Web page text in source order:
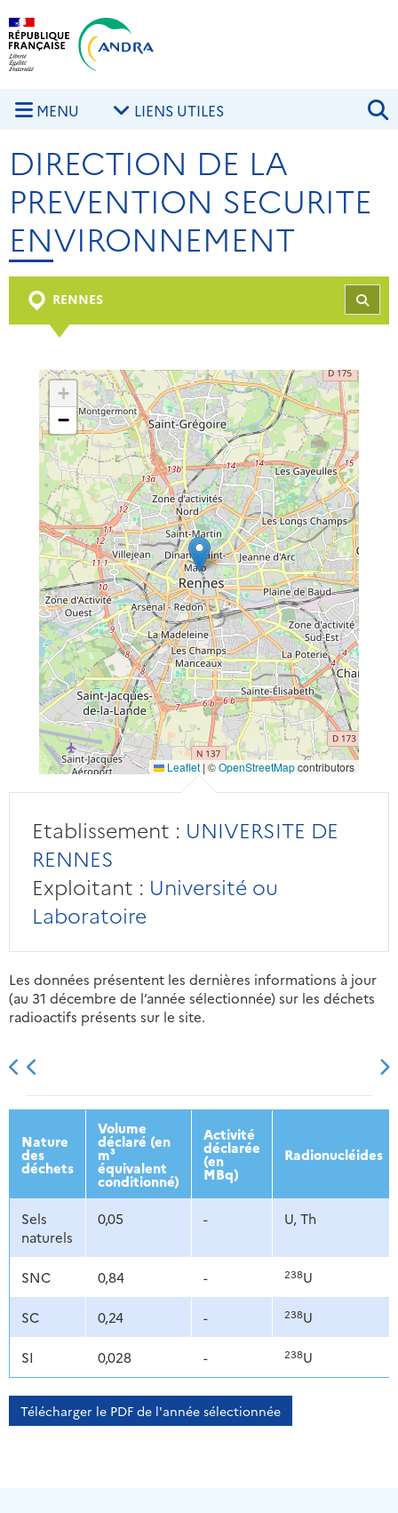
Aller au contenu principal
MENU LIENS UTILES
DIRECTION DE LA
PREVENTION SECURITE
ENVIRONNEMENT
RENNES
+
−
Leaflet | ©OpenStreetMapcontributors
Etablissement : UNIVERSITE DE
RENNES
Exploitant : Université ou
Laboratoire
Les données présentent les dernières informations à jour
(au 31 décembre de l’année sélectionnée) sur les déchets
radioactifs présents sur le site.
2013 2014 2015 2016
Nature
des
déchets
Volume
déclaré (en
m³
équivalent
conditionné)
Activité
déclarée
(en
MBq)
Radionucléides
Sels
naturels
0,05 - U, Th
SNC 0,84 - 238U
SC 0,24 - 238U
SI 0,028 - 238U
Télécharger le PDF de l'année sélectionnée